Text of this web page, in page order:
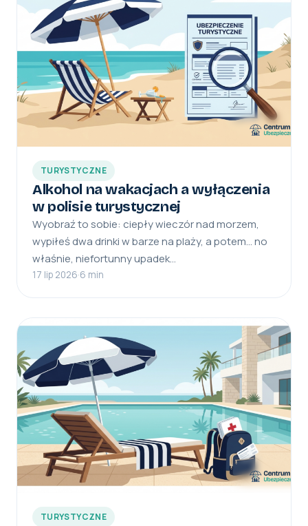
TURYSTYCZNE
Alkohol na wakacjach a wyłączenia
w polisie turystycznej
Wyobraź to sobie: ciepły wieczór nad morzem,
wypiłeś dwa drinki w barze na plaży, a potem… no
właśnie, niefortunny upadek…
17 lip 2026·6 min
TURYSTYCZNE